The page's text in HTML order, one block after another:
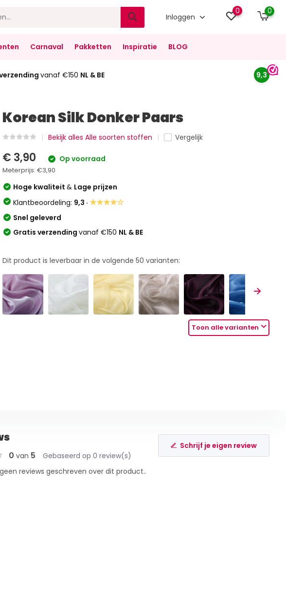
Inloggen
0 0
Carnaval Pakketten Inspiratie BLOG
vanaf €150 NL & BE 9,3
Korean Silk Donker Paars
Bekijk alles Alle soorten stoffen Vergelijk
€ 3,90 Op voorraad
Meterprijs:€3,90
Hoge kwaliteit& Lage prijzen
Klantbeoordeling: 9,3 ·★★★★☆
Snel geleverd
Gratis verzendingvanaf €150 NL & BE
Dit product is leverbaar in de volgende50 varianten:
Toon alle varianten
0 van 5 Gebaseerd op 0 review(s)
Schrijf je eigen review
reviews geschreven over dit product..